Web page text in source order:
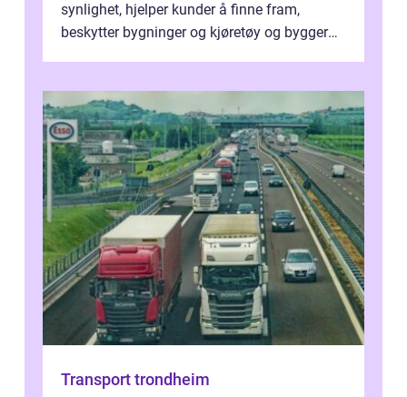
synlighet, hjelper kunder å finne fram,
beskytter bygninger og kjøretøy og bygger
Transport trondheim